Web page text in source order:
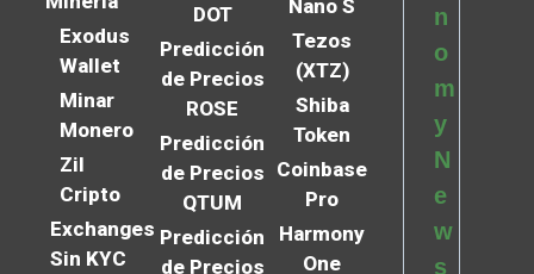
Exodus
Wallet
Minar
Monero
Zil
Cripto
Exchanges
Sin KYC
DOT
Predicción
de Precios
ROSE
Predicción
de Precios
QTUM
Predicción
de Precios
Nano S
Tezos
(XTZ)
Shiba
Token
Coinbase
Pro
Harmony
One
n
o
m
y
N
e
w
s